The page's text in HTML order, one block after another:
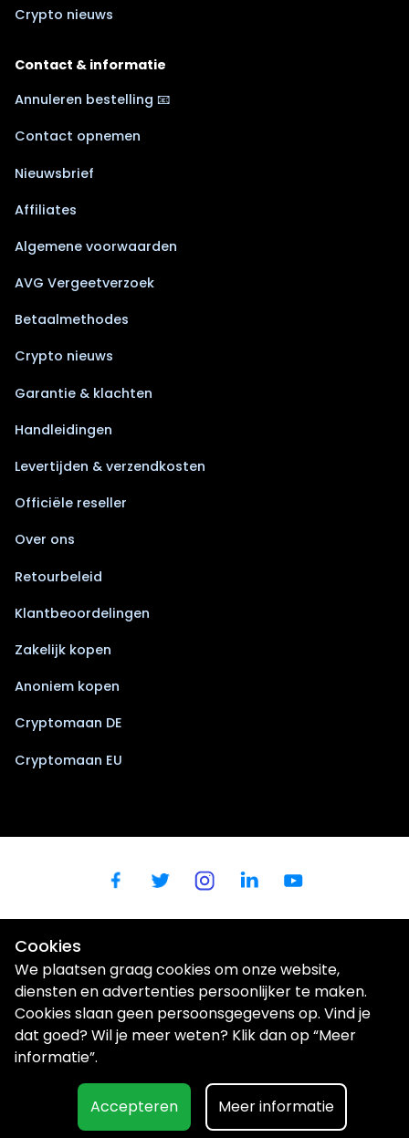
Crypto nieuws
Contact & informatie
Annuleren bestelling 📧
Contact opnemen
Nieuwsbrief
Affiliates
Algemene voorwaarden
AVG Vergeetverzoek
Betaalmethodes
Crypto nieuws
Garantie & klachten
Handleidingen
Levertijden & verzendkosten
Officiële reseller
Over ons
Retourbeleid
Klantbeoordelingen
Zakelijk kopen
Anoniem kopen
Cryptomaan DE
Cryptomaan EU
Wij gebruiken cookies om uw gebruikerservaring te verbeteren |
Kerkenbos 1025 | 6546 BB | Nijmegen |shop@btcdirect.eu
80066720
Cookies
We plaatsen graag cookies om onze website,
diensten en advertenties persoonlijker te maken.
Cookies slaan geen persoonsgegevens op. Vind je
dat goed? Wil je meer weten? Klik dan op “Meer
informatie”.
Accepteren Meer informatie